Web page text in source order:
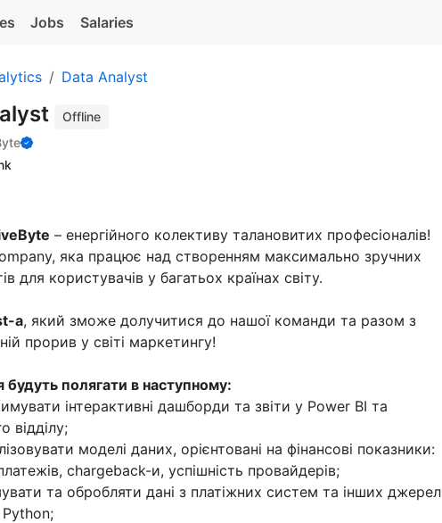
Jobs Salaries
Data Analyst
Offline
– енергійного колективу талановитих професіоналів!
яка працює над створенням максимально зручних
для користувачів у багатьох країнах світу.
а, який зможе долучитися до нашої команди та разом з
прорив у світі маркетингу!
будуть полягати в наступному:
інтерактивні дашборди та звіти у Power BI та
відділу;
моделі даних, орієнтовані на фінансові показники:
chargeback-и, успішність провайдерів;
та обробляти дані з платіжних систем та інших джерел